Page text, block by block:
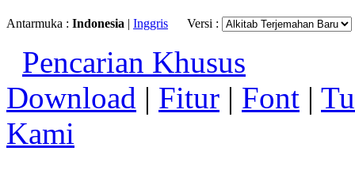
Antarmuka : Indonesia | Inggris Versi :
Pencarian Khusus
Download | Fitur | Font |
Kami